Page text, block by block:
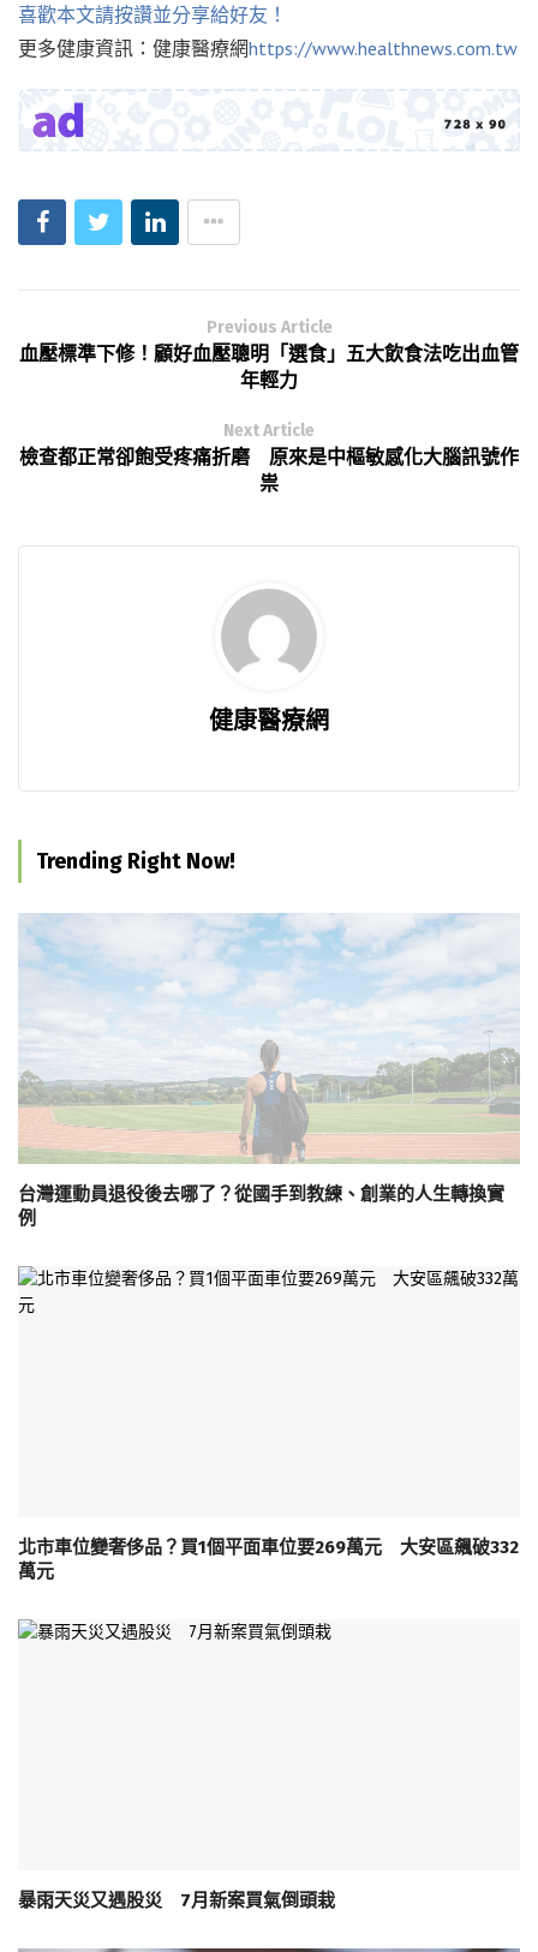
喜歡本文請按讚並分享給好友！
更多健康資訊：健康醫療網https://www.healthnews.com.tw
Previous Article
血壓標準下修！顧好血壓聰明「選食」五大飲食法吃出血管
年輕力
Next Article
檢查都正常卻飽受疼痛折磨 原來是中樞敏感化大腦訊號作
祟
健康醫療網
Trending Right Now!
台灣運動員退役後去哪了？從國手到教練、創業的人生轉換實
例
北市車位變奢侈品？買1個平面車位要269萬元 大安區飆破332
萬元
暴雨天災又遇股災 7月新案買氣倒頭栽